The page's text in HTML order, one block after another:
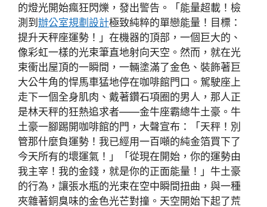
的燈光開始瘋狂閃爍，發出警告。「能量超載！檢
測到 辦公室規劃設計極致純粹的單戀能量！目標：
提升天秤座運勢！」在機器的頂部，一個巨大的、
像彩虹一樣的光束筆直地射向天空。然而，就在光
束衝出屋頂的一瞬間，一輛塗滿了金色、裝飾著巨
大公牛角的悍馬車猛地停在咖啡館門口。駕駛座上
走下一個全身肌肉、戴著鑽石項圈的男人，那人正
是林天秤的狂熱追求者——金牛座霸總牛土豪。牛
土豪一腳踢開咖啡館的門，大聲宣布：「天秤！別
管那什麼負運勢！我已經用一百噸的純金箔買下了
今天所有的壞運氣！」「從現在開始，你的運勢由
我主宰！我的金錢，就是你的正面能量！」牛土豪
的行為，讓張水瓶的光束在空中瞬間扭曲，與一種
夾雜著銅臭味的金色光芒對撞。天空開始下起了荒